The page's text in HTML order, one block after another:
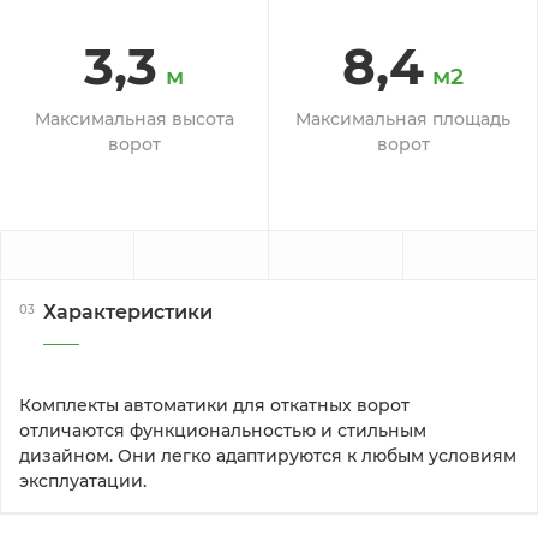
3,3 м
Максимальная высота
ворот
8,4 м2
Максимальная площадь
ворот
03 Характеристики
Комплекты автоматики для откатных ворот
отличаются функциональностью и стильным
дизайном. Они легко адаптируются к любым условиям
эксплуатации.